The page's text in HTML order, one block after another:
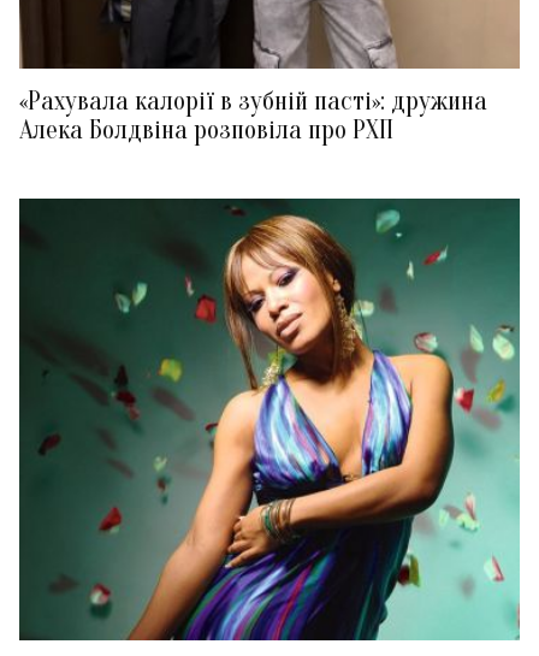
«Рахувала калорії в зубній пасті»: дружина
Алека Болдвіна розповіла про РХП